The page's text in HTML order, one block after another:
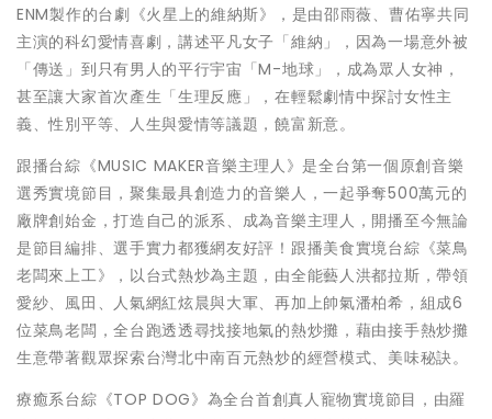
ENM製作的台劇《火星上的維納斯》，是由邵雨薇、曹佑寧共同
主演的科幻愛情喜劇，講述平凡女子「維納」，因為一場意外被
「傳送」到只有男人的平行宇宙「M-地球」，成為眾人女神，
甚至讓大家首次產生「生理反應」，在輕鬆劇情中探討女性主
義、性別平等、人生與愛情等議題，饒富新意。
跟播台綜《MUSIC MAKER音樂主理人》是全台第一個原創音樂
選秀實境節目，聚集最具創造力的音樂人，一起爭奪500萬元的
廠牌創始金，打造自己的派系、成為音樂主理人，開播至今無論
是節目編排、選手實力都獲網友好評！跟播美食實境台綜《菜鳥
老闆來上工》，以台式熱炒為主題，由全能藝人洪都拉斯，帶領
愛紗、風田、人氣網紅炫晨與大軍、再加上帥氣潘柏希，組成6
位菜鳥老闆，全台跑透透尋找接地氣的熱炒攤，藉由接手熱炒攤
生意帶著觀眾探索台灣北中南百元熱炒的經營模式、美味秘訣。
療癒系台綜《TOP DOG》為全台首創真人寵物實境節目，由羅